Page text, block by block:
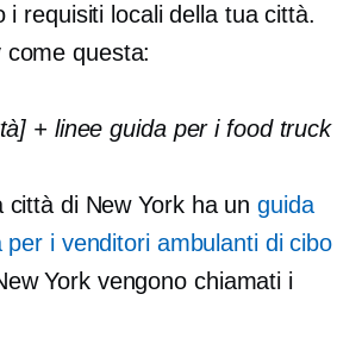
i requisiti locali della tua città.
questa:
+ linee guida per i food truck
città di New York ha unguida
per i venditori ambulanti di cibo
York vengono chiamati i